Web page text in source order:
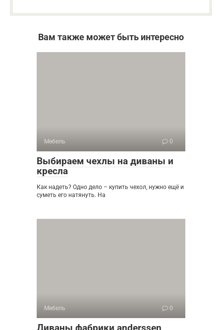
Вам также может быть интересно
Мебель 0
Выбираем чехлы на диваны и
кресла
Как надеть? Одно дело – купить чехол, нужно ещё и
суметь его натянуть. На
Мебель 0
Диваны фабрики anderssen